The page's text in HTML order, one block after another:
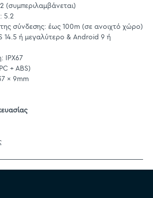
(συμπεριλαμβάνεται)
5.2
σύνδεσης: έως 100m (σε ανοιχτό χώρο)
14.5 ή μεγαλύτερο & Android 9 ή
IPX67
+ ABS)
x 9mm